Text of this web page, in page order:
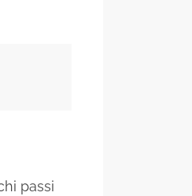
passi